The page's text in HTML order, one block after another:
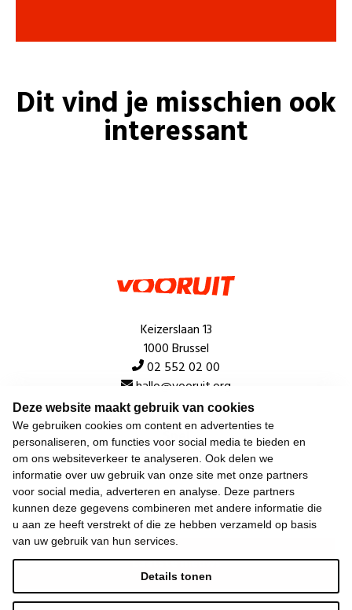
Deze website maakt gebruik van cookies
We gebruiken cookies om content en advertenties te
personaliseren, om functies voor social media te bieden en
om ons websiteverkeer te analyseren. Ook delen we
informatie over uw gebruik van onze site met onze partners
voor social media, adverteren en analyse. Deze partners
kunnen deze gegevens combineren met andere informatie die
u aan ze heeft verstrekt of die ze hebben verzameld op basis
van uw gebruik van hun services.
Details tonen
Dit vind je misschien ook
interessant
Keizerslaan 13
1000 Brussel
02 552 02 00
hallo@vooruit.org
Snel
Over de beweging
Algemeen
Laatste nieuws